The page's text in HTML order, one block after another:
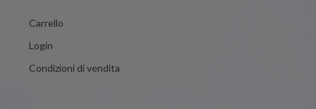
Carrello
Login
Condizioni di vendita